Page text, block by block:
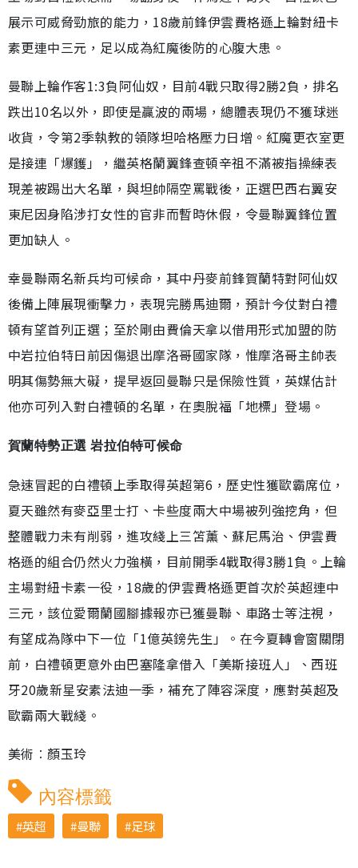
展示可威脅勁旅的能力，18歲前鋒伊雲費格遜上輪對紐卡
素更連中三元，足以成為紅魔後防的心腹大患。
曼聯上輪作客1:3負阿仙奴，目前4戰只取得2勝2負，排名
跌出10名以外，即使是贏波的兩場，總體表現仍不獲球迷
收貨，令第2季執教的領隊坦哈格壓力日增。紅魔更衣室更
是接連「爆鑊」，繼英格蘭翼鋒查頓辛祖不滿被指操練表
現差被踢出大名單，與坦帥隔空罵戰後，正選巴西右翼安
東尼因身陷涉打女性的官非而暫時休假，令曼聯翼鋒位置
更加缺人。
幸曼聯兩名新兵均可候命，其中丹麥前鋒賀蘭特對阿仙奴
後備上陣展現衝擊力，表現完勝馬迪爾，預計今仗對白禮
頓有望首列正選；至於剛由費倫天拿以借用形式加盟的防
中岩拉伯特日前因傷退出摩洛哥國家隊，惟摩洛哥主帥表
明其傷勢無大礙，提早返回曼聯只是保險性質，英媒估計
他亦可列入對白禮頓的名單，在奧脫福「地標」登場。
賀蘭特勢正選 岩拉伯特可候命
急速冒起的白禮頓上季取得英超第6，歷史性獲歐霸席位，
夏天雖然有麥亞里士打、卡些度兩大中場被列強挖角，但
整體戰力未有削弱，進攻綫上三笘薰、蘇尼馬治、伊雲費
格遜的組合仍然火力強橫，目前開季4戰取得3勝1負。上輪
主場對紐卡素一役，18歲的伊雲費格遜更首次於英超連中
三元，該位愛爾蘭國腳據報亦已獲曼聯、車路士等注視，
有望成為隊中下一位「1億英鎊先生」。在今夏轉會窗關閉
前，白禮頓更意外由巴塞隆拿借入「美斯接班人」、西班
牙20歲新星安素法迪一季，補充了陣容深度，應對英超及
歐霸兩大戰綫。
美術︰顏玉玲
內容標籤
英超 曼聯 足球